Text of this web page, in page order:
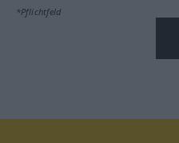
*Pflichtfeld